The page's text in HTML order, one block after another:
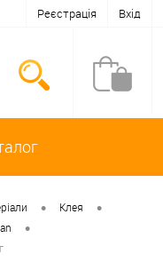
Реєстрація Вхід
• Клея •
•